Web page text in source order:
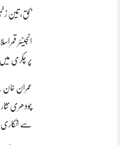
بحق، تین
انجینئر
پر چکری میں 16 افراد کا کامیاب ریسکیو
عمران خان
چودھری
سے